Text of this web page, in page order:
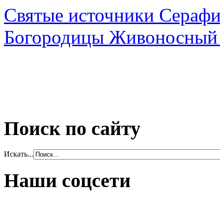
Святые источники
Богородицы Живоносный
Поиск по сайту
Искать...
Наши соцсети